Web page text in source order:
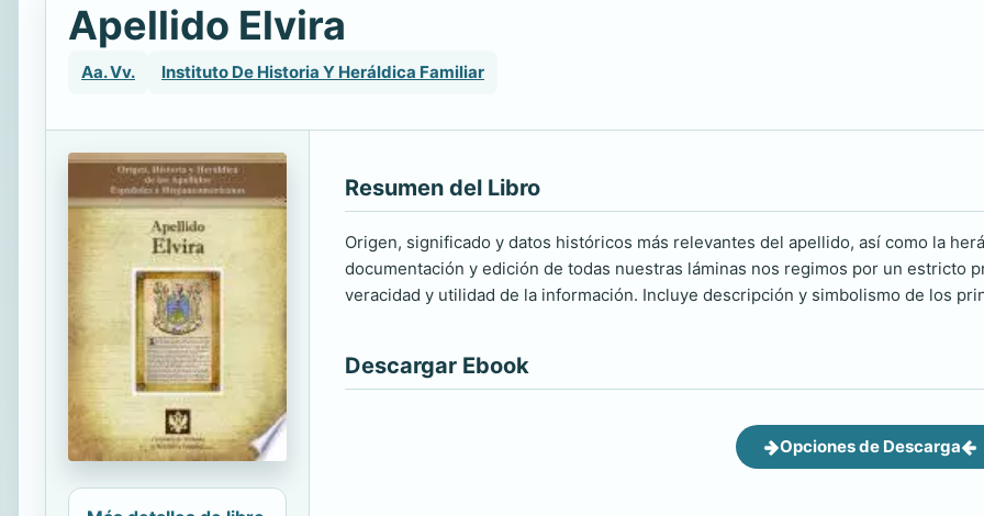
Apellido Elvira
Aa. Vv. Instituto De Historia Y Heráldica Familiar
Resumen del Libro
Origen, significado y datos históricos más relevantes del apellido, así como la
documentación y edición de todas nuestras láminas nos regimos por un estricto
veracidad y utilidad de la información. Incluye descripción y simbolismo de los
Descargar Ebook
Opciones de Descarga